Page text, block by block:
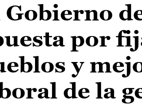
Gobierno
por
y
de la